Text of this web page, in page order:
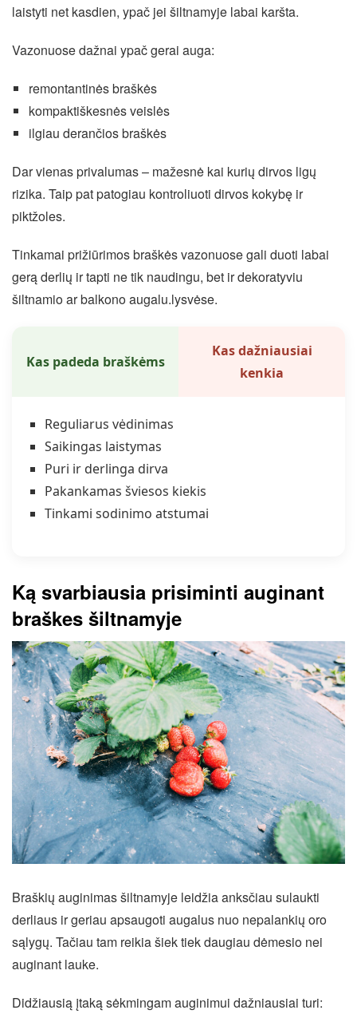
laistyti net kasdien, ypač jei šiltnamyje labai karšta.
Vazonuose dažnai ypač gerai auga:
remontantinės braškės
kompaktiškesnės veislės
ilgiau derančios braškės
Dar vienas privalumas – mažesnė kai kurių dirvos ligų
rizika. Taip pat patogiau kontroliuoti dirvos kokybę ir
piktžoles.
Tinkamai prižiūrimos braškės vazonuose gali duoti labai
gerą derlių ir tapti ne tik naudingu, bet ir dekoratyviu
šiltnamio ar balkono augalu.lysvėse.
Kas padeda braškėms
Kas dažniausiai
kenkia
Reguliarus vėdinimas
Saikingas laistymas
Puri ir derlinga dirva
Pakankamas šviesos kiekis
Tinkami sodinimo atstumai
Ką svarbiausia prisiminti auginant
braškes šiltnamyje
Braškių auginimas šiltnamyje leidžia anksčiau sulaukti
derliaus ir geriau apsaugoti augalus nuo nepalankių oro
sąlygų. Tačiau tam reikia šiek tiek daugiau dėmesio nei
auginant lauke.
Didžiausią įtaką sėkmingam auginimui dažniausiai turi: